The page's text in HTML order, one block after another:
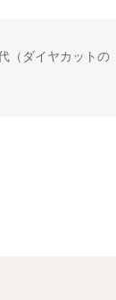
（ダイヤカットの